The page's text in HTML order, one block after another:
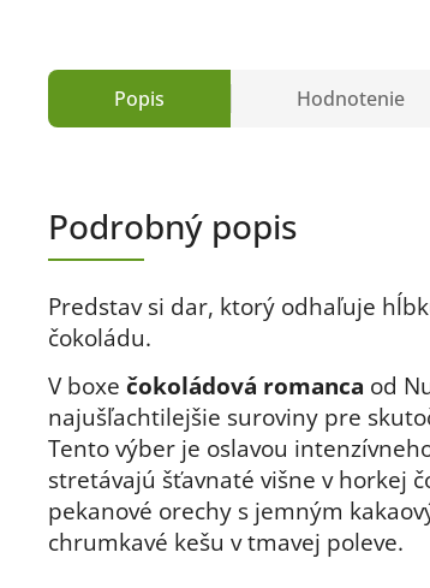
Popis Hodnotenie
Podrobný popis
Predstav si dar, ktorý odhaľuje
čokoládu.
V boxe čokoládová romanca od
najušľachtilejšie suroviny pre
Tento výber je oslavou
stretávajú šťavnaté višne v horkej
pekanové orechy s jemným
chrumkavé kešu v tmavej poleve.